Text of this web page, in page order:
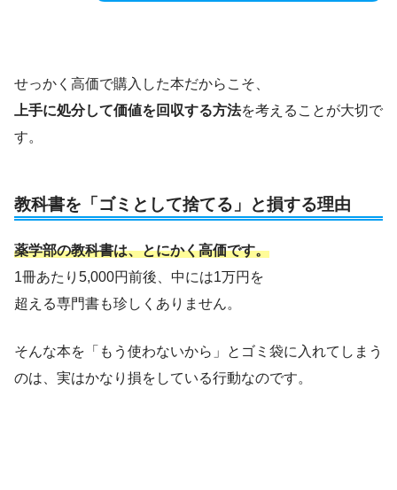
せっかく高価で購入した本だからこそ、
上手に処分して価値を回収する方法を考えることが大切で
す。
教科書を「ゴミとして捨てる」と損する理由
薬学部の教科書は、とにかく高価です。
1冊あたり5,000円前後、中には1万円を
超える専門書も珍しくありません。
そんな本を「もう使わないから」とゴミ袋に入れてしまう
のは、実はかなり損をしている行動なのです。